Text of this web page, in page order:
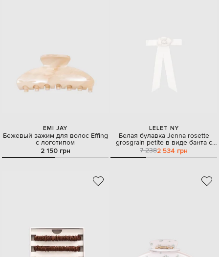
EMI JAY
Бежевый зажим для волос Effing
с логотипом
2 150 грн
LELET NY
Белая булавка Jenna rosette
grosgrain petite в виде банта с
цветком
7 2382 534 грн